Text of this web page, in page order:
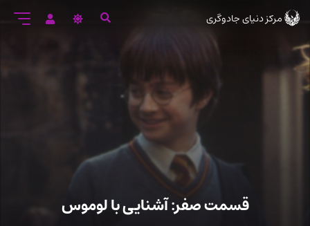
ورود
متن
اصلی
مرکز دنیای جادوگری
قسمت صفر: آشنایی با لوموس